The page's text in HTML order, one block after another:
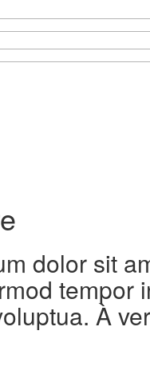
dolor sit
tempor
À